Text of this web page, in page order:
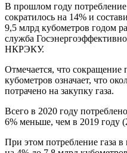
В прошлом году
сократилось на 14% и
9,5 млрд кубометров годом
служба
НКРЭКУ.
Отмечается, что сокращение
кубометров означает, что
потрачено на закупку газа.
Всего в 2020 году
6% меньше, чем в 2019 году
При этом потребление газа